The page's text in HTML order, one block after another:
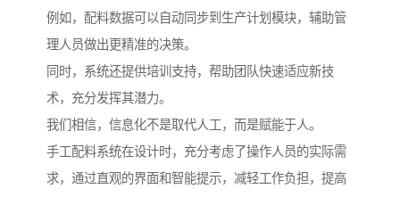
例如，配料数据可以自动同步到生产计划模块，辅助管
理人员做出更精准的决策。
同时，系统还提供培训支持，帮助团队快速适应新技
术，充分发挥其潜力。
我们相信，信息化不是取代人工，而是赋能于人。
手工配料系统在设计时，充分考虑了操作人员的实际需
求，通过直观的界面和智能提示，减轻工作负担，提高